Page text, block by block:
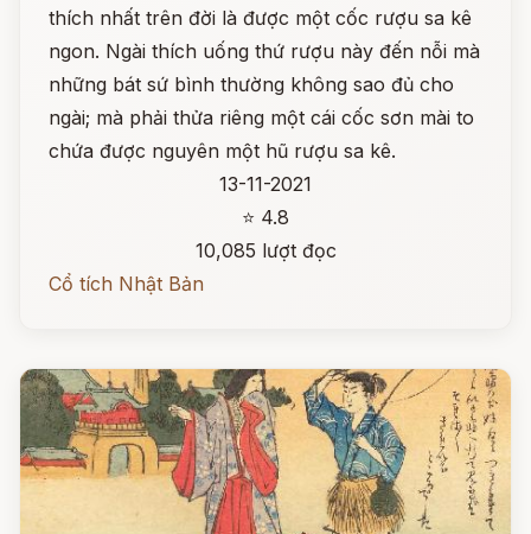
thích nhất trên đời là được một cốc rượu sa kê
ngon. Ngài thích uống thứ rượu này đến nỗi mà
những bát sứ bình thường không sao đủ cho
ngài; mà phải thửa riêng một cái cốc sơn mài to
chứa được nguyên một hũ rượu sa kê.
13-11-2021
⭐ 4.8
10,085 lượt đọc
Cổ tích Nhật Bản